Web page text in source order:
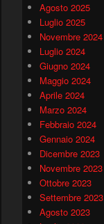
e menzogna
Agosto 2025
Luglio 2025
Novembre 2024
Luglio 2024
Giugno 2024
Maggio 2024
Aprile 2024
Marzo 2024
Febbraio 2024
Gennaio 2024
Dicembre 2023
Novembre 2023
Ottobre 2023
Settembre 2023
Agosto 2023